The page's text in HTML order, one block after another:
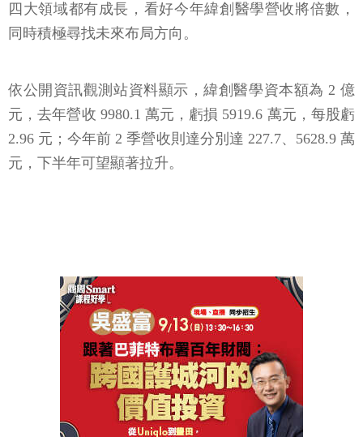
四大領域都有成長，看好今年緯創醫學營收將倍數，
同時積極尋找未來布局方向。
依公開資訊觀測站資料顯示，緯創醫學資本額為 2 億
元，去年營收 9980.1 萬元，虧損 5919.6 萬元，每股虧
2.96 元；今年前 2 季營收則達分別達 227.7、5628.9 萬
元，下半年可望顯著拉升。